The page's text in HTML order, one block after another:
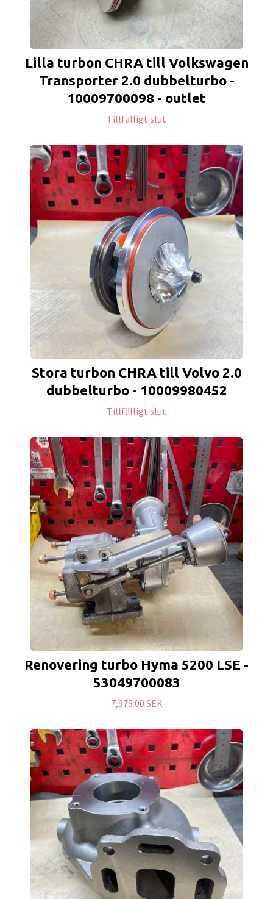
Lilla turbon CHRA till Volkswagen
Transporter 2.0 dubbelturbo -
10009700098 - outlet
Tillfälligt slut
Stora turbon CHRA till Volvo 2.0
dubbelturbo - 10009980452
Tillfälligt slut
Renovering turbo Hyma 5200 LSE -
53049700083
7,975.00 SEK